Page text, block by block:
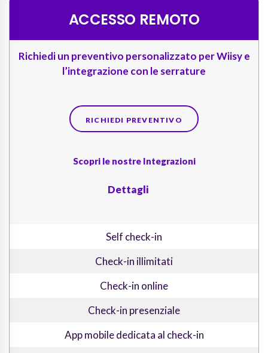
ACCESSO REMOTO
Richiedi un preventivo personalizzato per Wiisy e
l’integrazione con le serrature
RICHIEDI PREVENTIVO
Scopri le nostre Integrazioni
Dettagli
Self check-in
Check-in illimitati
Check-in online
Check-in presenziale
App mobile dedicata al check-in